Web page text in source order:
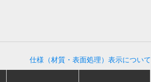
仕様（材質・表面処理）表示について